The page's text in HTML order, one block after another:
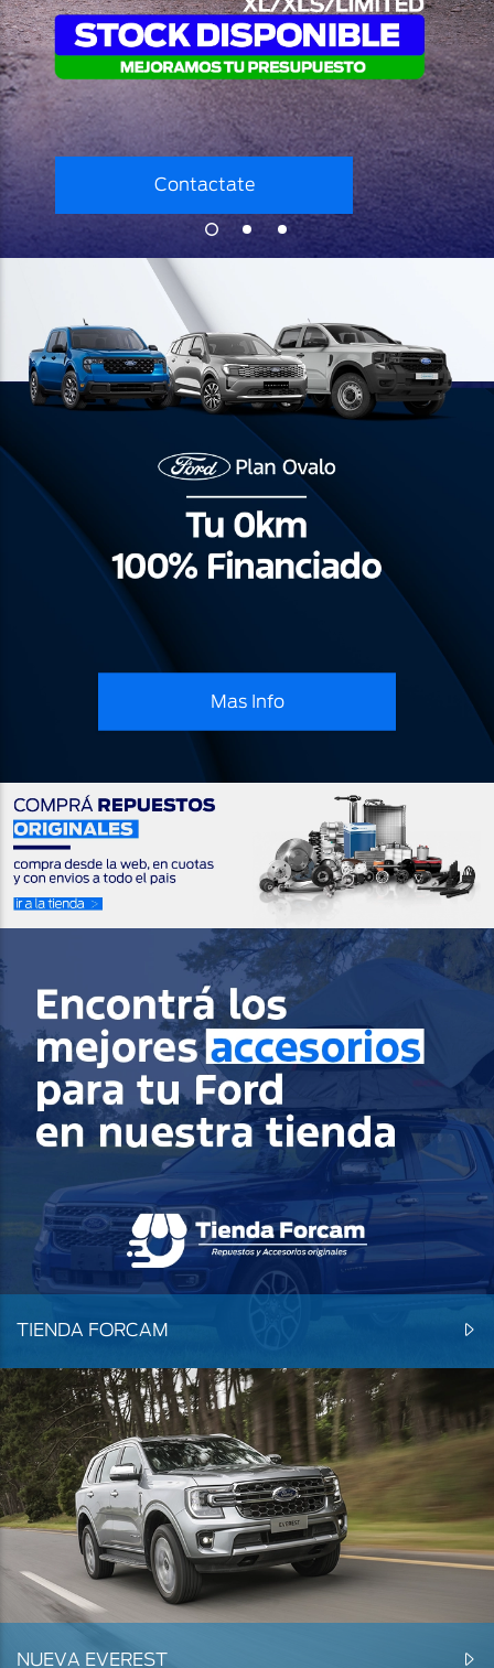
Contactate
Mas Info
NUEVA EVEREST
TIENDA FORCAM